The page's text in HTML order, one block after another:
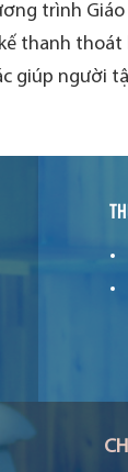
trình
thanh
giúp người